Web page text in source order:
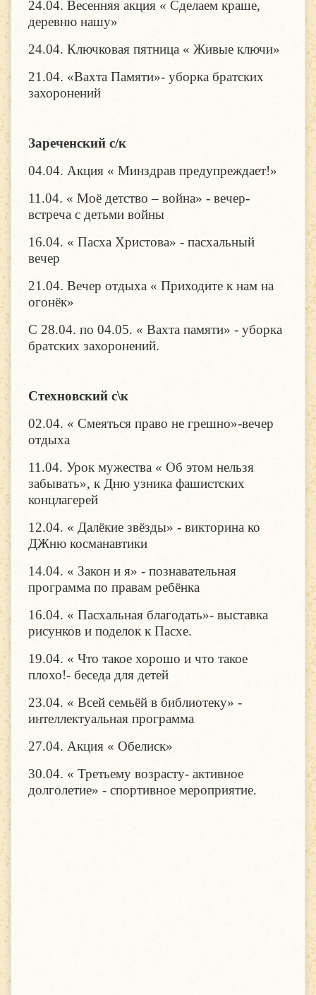
24.04. Весенняя акция « Сделаем краше,
деревню нашу»
24.04. Ключковая пятница « Живые ключи»
21.04. «Вахта Памяти»- уборка братских
захоронений
Зареченский с/к
04.04. Акция « Минздрав предупреждает!»
11.04. « Моё детство – война» - вечер-
встреча с детьми войны
16.04. « Пасха Христова» - пасхальный
вечер
21.04. Вечер отдыха « Приходите к нам на
огонёк»
С 28.04. по 04.05. « Вахта памяти» - уборка
братских захоронений.
Стехновский с\к
02.04. « Смеяться право не грешно»-вечер
отдыха
11.04. Урок мужества « Об этом нельзя
забывать», к Дню узника фашистских
концлагерей
12.04. « Далёкие звёзды» - викторина ко
ДЖню косманавтики
14.04. « Закон и я» - познавательная
программа по правам ребёнка
16.04. « Пасхальная благодать»- выставка
рисунков и поделок к Пасхе.
19.04. « Что такое хорошо и что такое
плохо!- беседа для детей
23.04. « Всей семьёй в библиотеку» -
интеллектуальная программа
27.04. Акция « Обелиск»
30.04. « Третьему возрасту- активное
долголетие» - спортивное мероприятие.